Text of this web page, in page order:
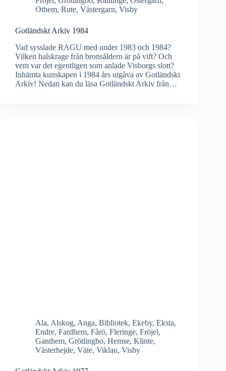
Othem, Rute, Västergarn, Visby
Gotländskt Arkiv 1984
Vad sysslade RAGU med under 1983 och 1984?
Vilken halskrage från bronsåldern är på vift? Och
vem var det egentligen som anlade Visborgs slott?
Inhämta kunskapen i 1984 års utgåva av Gotländskt
Arkiv! Nedan kan du läsa Gotländskt Arkiv från…
Ala, Alskog, Anga, Bibliotek, Ekeby, Eksta,
Endre, Fardhem, Fårö, Fleringe, Fröjel,
Ganthem, Grötlingbo, Hemse, Klinte,
Västerhejde, Väte, Viklau, Visby